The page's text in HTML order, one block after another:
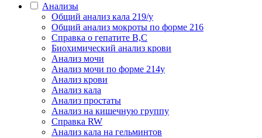
Анализы
Общий анализ кала 219/у
Общий анализ мокроты по форме 216
Справка о гепатите B,C
Биохимический анализ крови
Анализ мочи
Анализ мочи по форме 214у
Анализ крови
Анализ кала
Анализ простаты
Анализ на кишечную группу
Справка RW
Анализ кала на гельминтов